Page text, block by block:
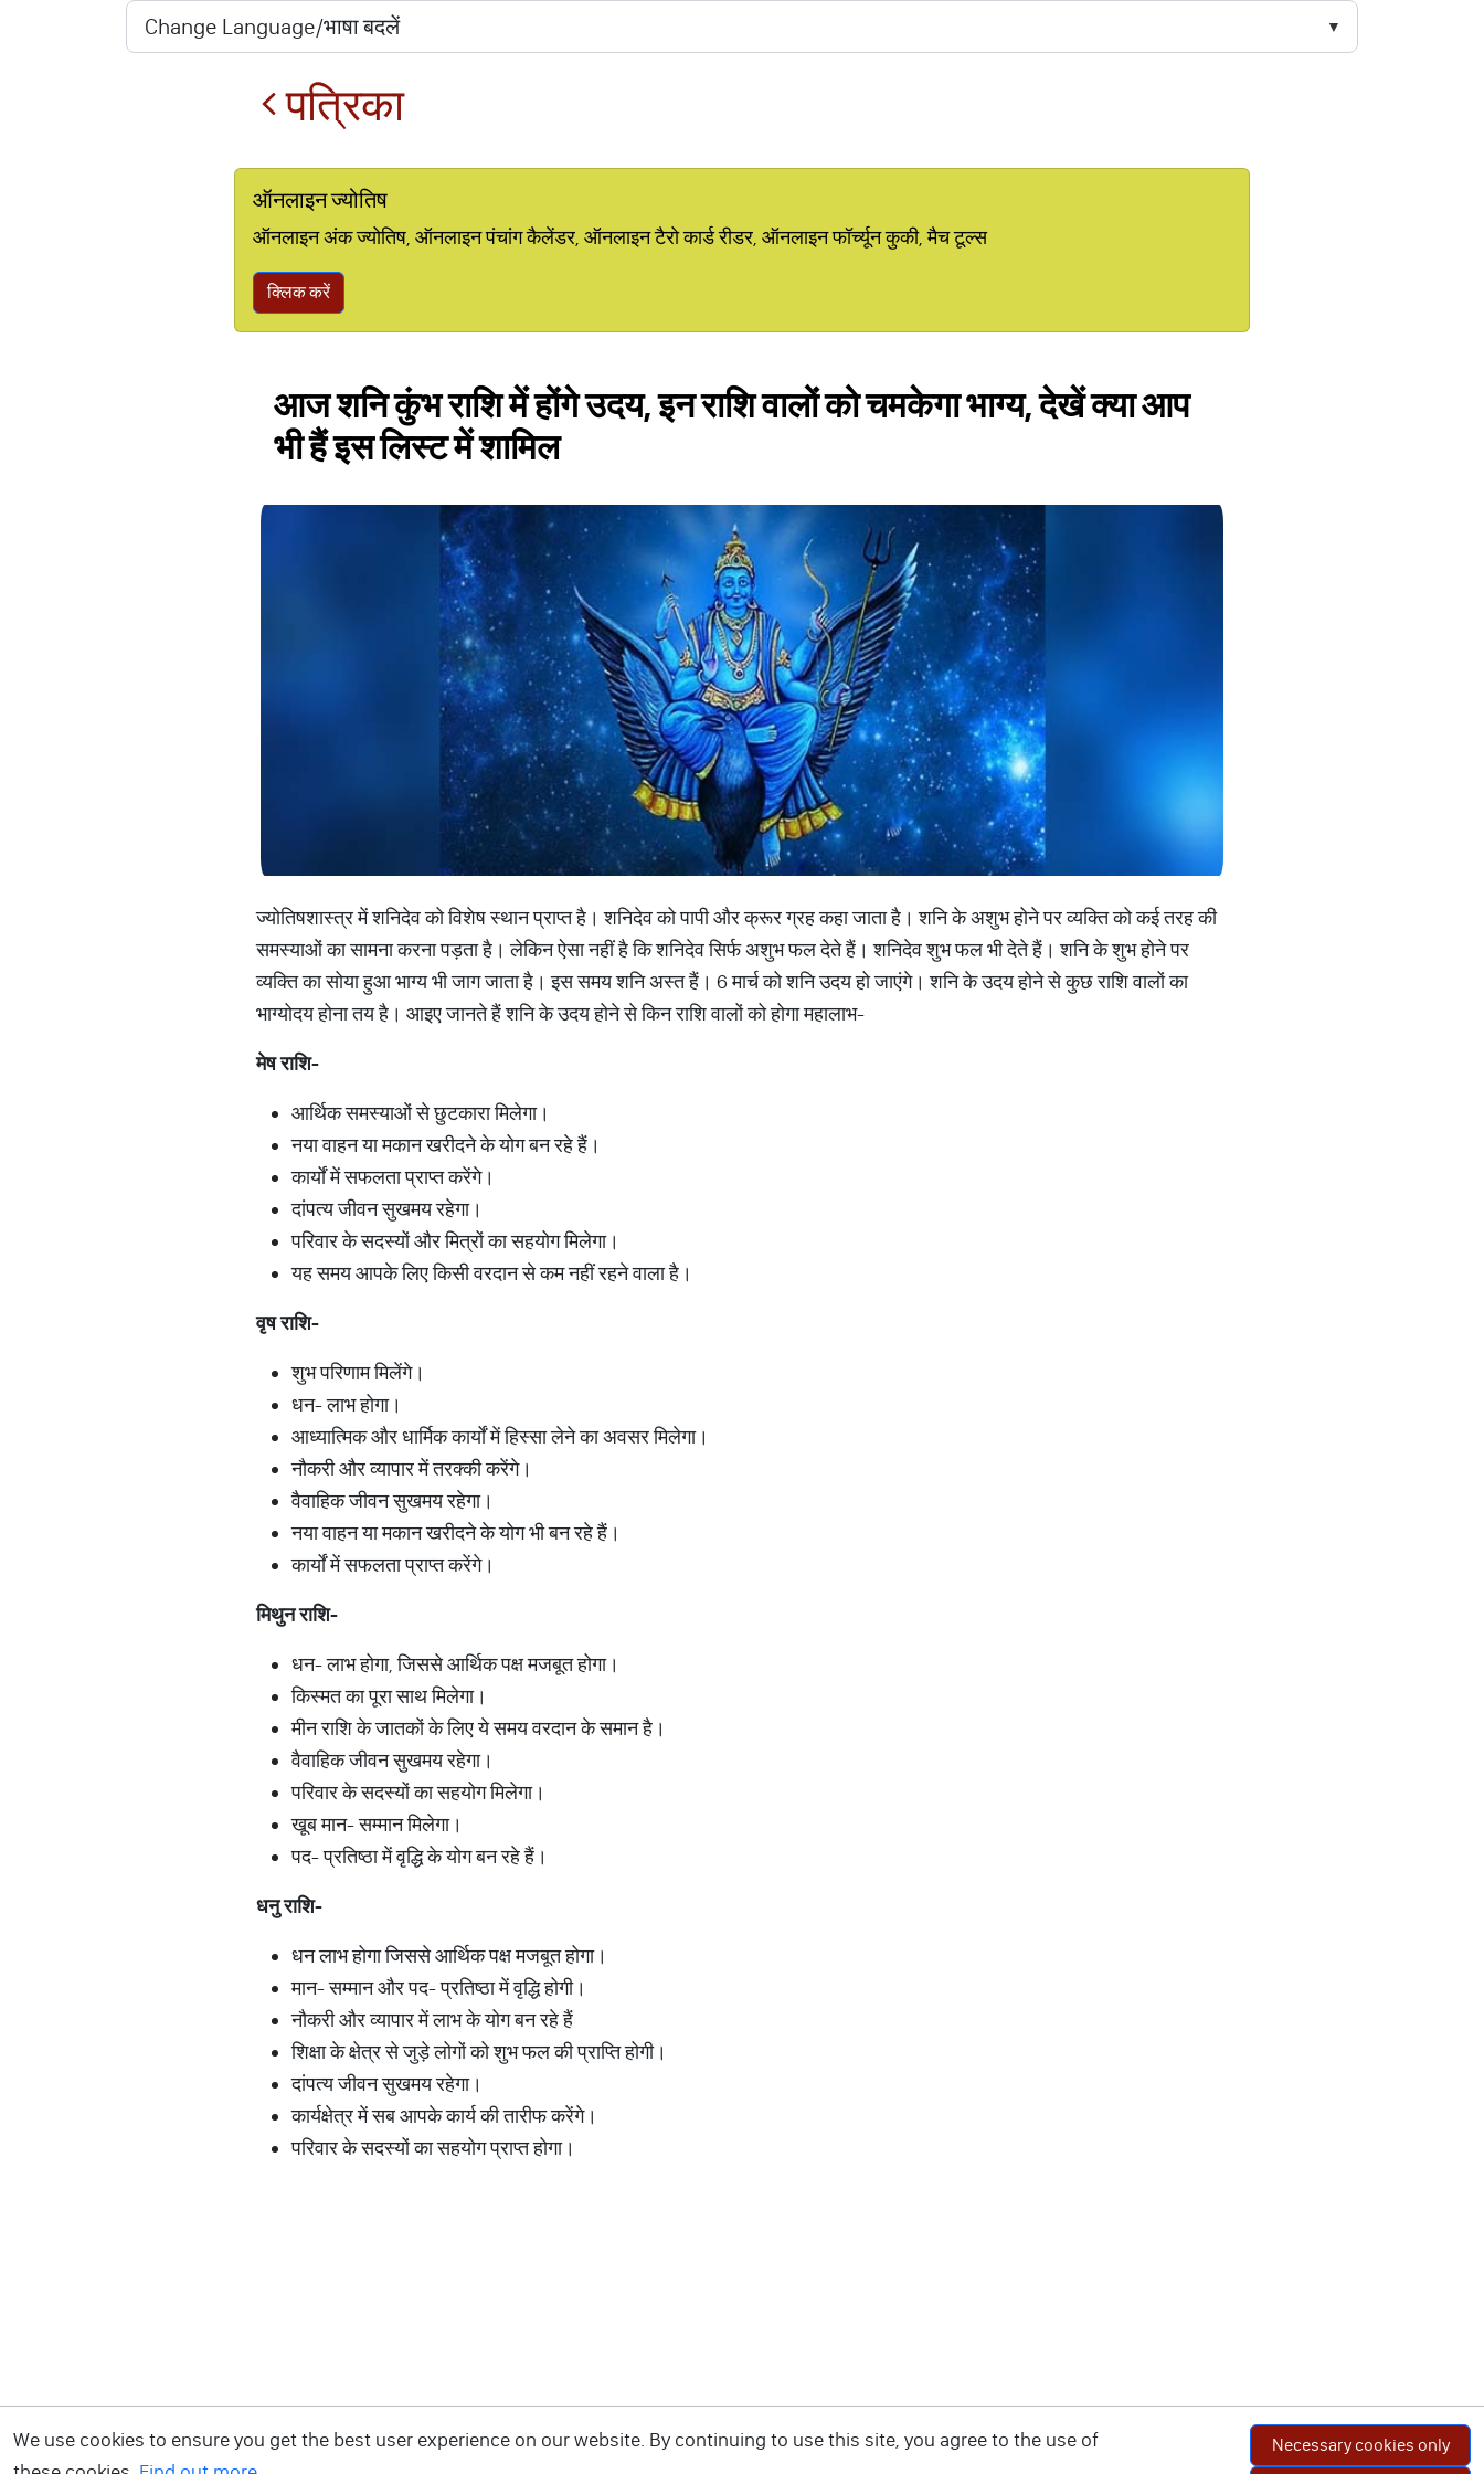
पत्रिका
ऑनलाइन ज्योतिष
ऑनलाइन अंक ज्योतिष, ऑनलाइन पंचांग कैलेंडर, ऑनलाइन टैरो कार्ड रीडर, ऑनलाइन फॉर्च्यून कुकी, मैच टूल्स
क्लिक करें
आज शनि कुंभ राशि में होंगे उदय, इन राशि वालों को चमकेगा भाग्य, देखें क्या आप
भी हैं इस लिस्ट में शामिल
ज्योतिषशास्त्र में शनिदेव को विशेष स्थान प्राप्त है। शनिदेव को पापी और क्रूर ग्रह कहा जाता है। शनि के अशुभ होने पर व्यक्ति को कई तरह की
समस्याओं का सामना करना पड़ता है। लेकिन ऐसा नहीं है कि शनिदेव सिर्फ अशुभ फल देते हैं। शनिदेव शुभ फल भी देते हैं। शनि के शुभ होने पर
व्यक्ति का सोया हुआ भाग्य भी जाग जाता है। इस समय शनि अस्त हैं। 6 मार्च को शनि उदय हो जाएंगे। शनि के उदय होने से कुछ राशि वालों का
भाग्योदय होना तय है। आइए जानते हैं शनि के उदय होने से किन राशि वालों को होगा महालाभ-
मेष राशि-
आर्थिक समस्याओं से छुटकारा मिलेगा।
नया वाहन या मकान खरीदने के योग बन रहे हैं।
कार्यों में सफलता प्राप्त करेंगे।
दांपत्य जीवन सुखमय रहेगा।
परिवार के सदस्यों और मित्रों का सहयोग मिलेगा।
यह समय आपके लिए किसी वरदान से कम नहीं रहने वाला है।
वृष राशि-
शुभ परिणाम मिलेंगे।
धन- लाभ होगा।
आध्यात्मिक और धार्मिक कार्यों में हिस्सा लेने का अवसर मिलेगा।
नौकरी और व्यापार में तरक्की करेंगे।
वैवाहिक जीवन सुखमय रहेगा।
नया वाहन या मकान खरीदने के योग भी बन रहे हैं।
कार्यों में सफलता प्राप्त करेंगे।
मिथुन राशि-
धन- लाभ होगा, जिससे आर्थिक पक्ष मजबूत होगा।
किस्मत का पूरा साथ मिलेगा।
मीन राशि के जातकों के लिए ये समय वरदान के समान है।
वैवाहिक जीवन सुखमय रहेगा।
परिवार के सदस्यों का सहयोग मिलेगा।
खूब मान- सम्मान मिलेगा।
पद- प्रतिष्ठा में वृद्धि के योग बन रहे हैं।
धनु राशि-
धन लाभ होगा जिससे आर्थिक पक्ष मजबूत होगा।
मान- सम्मान और पद- प्रतिष्ठा में वृद्धि होगी।
नौकरी और व्यापार में लाभ के योग बन रहे हैं
शिक्षा के क्षेत्र से जुड़े लोगों को शुभ फल की प्राप्ति होगी।
दांपत्य जीवन सुखमय रहेगा।
कार्यक्षेत्र में सब आपके कार्य की तारीफ करेंगे।
परिवार के सदस्यों का सहयोग प्राप्त होगा।
We use cookies to ensure you get the best user experience on our website. By continuing to use this site, you agree to the use of
Necessary cookies only